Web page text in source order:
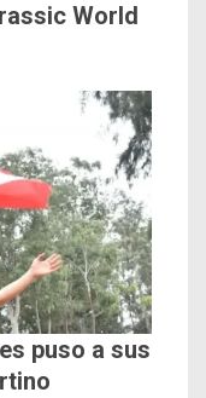
World
puso a sus